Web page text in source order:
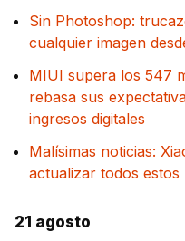
Sin Photoshop:
cualquier imagen
MIUI supera los 547
rebasa sus
ingresos digitales
Malísimas noticias:
actualizar todos estos
21 agosto